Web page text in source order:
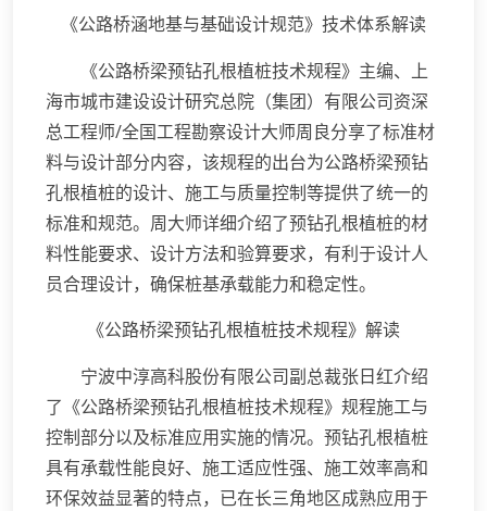
《公路桥涵地基与基础设计规范》技术体系解读
《公路桥梁预钻孔根植桩技术规程》主编、上
海市城市建设设计研究总院（集团）有限公司资深
总工程师/全国工程勘察设计大师周良分享了标准材
料与设计部分内容，该规程的出台为公路桥梁预钻
孔根植桩的设计、施工与质量控制等提供了统一的
标准和规范。周大师详细介绍了预钻孔根植桩的材
料性能要求、设计方法和验算要求，有利于设计人
员合理设计，确保桩基承载能力和稳定性。
《公路桥梁预钻孔根植桩技术规程》解读
宁波中淳高科股份有限公司副总裁张日红介绍
了《公路桥梁预钻孔根植桩技术规程》规程施工与
控制部分以及标准应用实施的情况。预钻孔根植桩
具有承载性能良好、施工适应性强、施工效率高和
环保效益显著的特点，已在长三角地区成熟应用于